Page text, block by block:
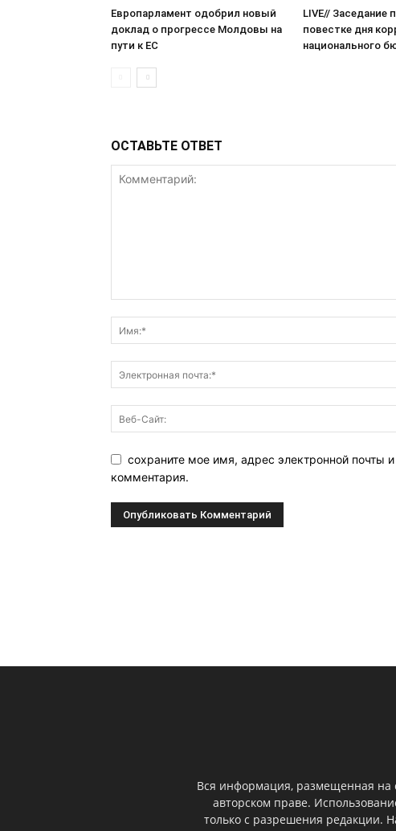
Европарламент одобрил новый
доклад о прогрессе Молдовы на
пути к ЕС
LIVE// Заседание
повестке дня
национального
ОСТАВЬТЕ ОТВЕТ
сохраните мое имя, адрес электронной почты
комментария.
Вся информация, размещенная на
авторском праве.
только с разрешения редакции.